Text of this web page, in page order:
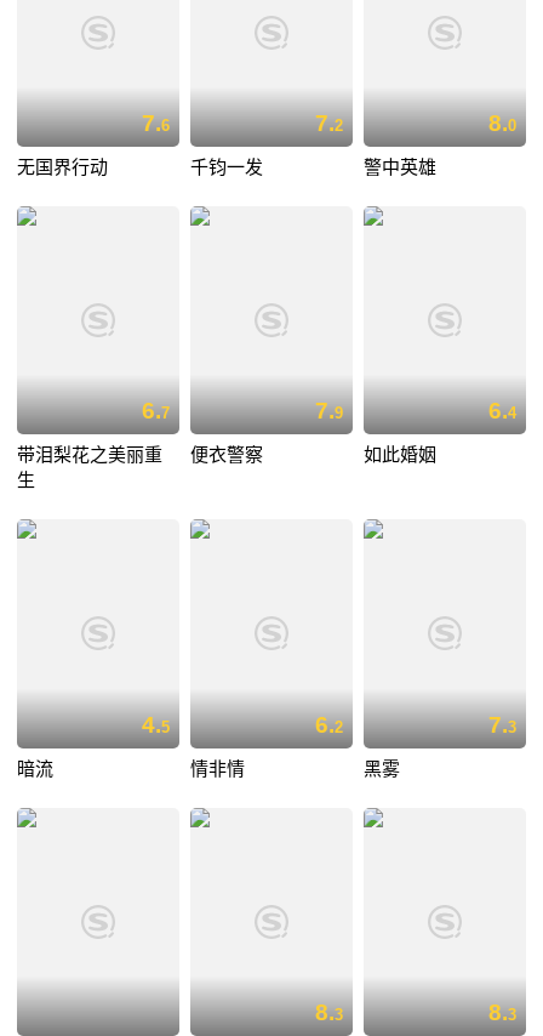
7.6
无国界行动
7.2
千钧一发
8.0
警中英雄
6.7
带泪梨花之美丽重
生
7.9
便衣警察
6.4
如此婚姻
4.5
暗流
6.2
情非情
7.3
黑雾
8.3 8.3